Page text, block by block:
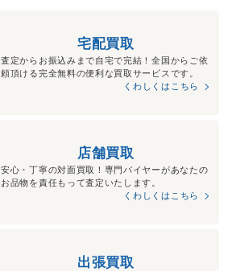
宅配買取
査定からお振込みまで自宅で完結！全国からご依
頼頂ける完全無料の便利な買取サービスです。
くわしくはこちら
店舗買取
安心・丁寧の対面買取！専門バイヤーがあなたの
お品物を責任もって査定いたします。
くわしくはこちら
出張買取